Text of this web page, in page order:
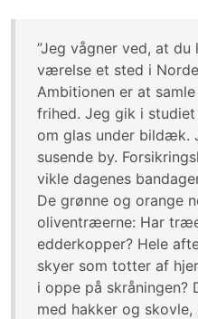
”Jeg vågner ved, at
værelse et sted i
Ambitionen er at
frihed. Jeg gik i
om glas under bildæk.
susende by.
vikle dagenes
De grønne og orange
oliventræerne: Har
edderkopper? Hele
skyer som totter af
i oppe på skråningen?
med hakker og